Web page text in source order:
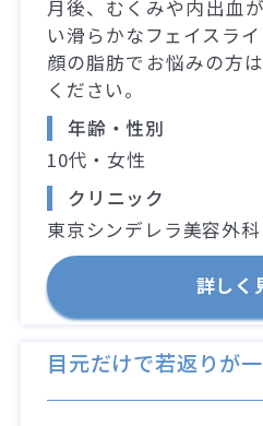
月後、むくみや内出血
い滑らかなフェイスラ
顔の脂肪でお悩みの方
ください。
年齢・性別
10代・女性
クリニック
東京シンデレラ美容外
詳しく
目元だけで若返りが